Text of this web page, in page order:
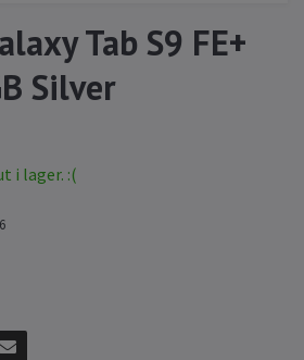
Tab S9 FE+
Silver
i lager. :(